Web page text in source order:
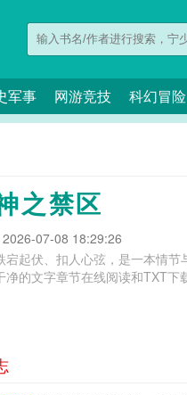
军事 网游竞技 科幻冒险
之禁区
07-08 18:29:26
起伏、扣人心弦，是一本情
的文字章节在线阅读和TXT下